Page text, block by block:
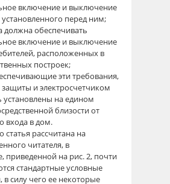
включение и выключение
установленного перед ним;
должна обеспечивать
включение и выключение
расположенных в
построек;
эти требования,
и электросчетчиком
на едином
близости от
входа в дом.
статья рассчитана на
читателя, в
приведенной на рис. 2, почти
стандартные условные
в силу чего ее некоторые